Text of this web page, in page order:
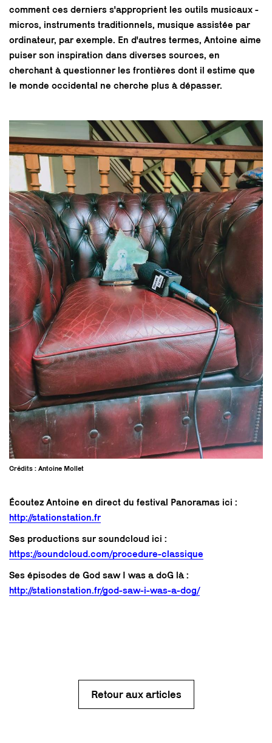
comment ces derniers s'approprient les outils musicaux -
micros, instruments traditionnels, musique assistée par
ordinateur, par exemple. En d'autres termes, Antoine aime
puiser son inspiration dans diverses sources, en
cherchant à questionner les frontières dont il estime que
le monde occidental ne cherche plus à dépasser.
Crédits : Antoine Mollet
Écoutez Antoine en direct du festival Panoramas ici :
http://stationstation.fr
Ses productions sur soundcloud ici :
https://soundcloud.com/procedure-classique
Ses épisodes de God saw I was a doG là :
http://stationstation.fr/god-saw-i-was-a-dog/
Retour aux articles